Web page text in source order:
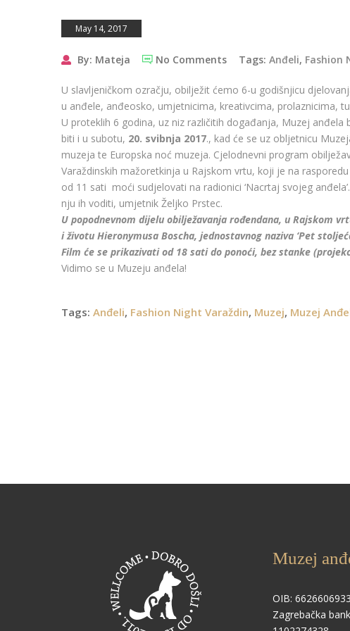
May 14, 2017
By: Mateja No Comments Tags: Anđeli, Fashion
U slavljeničkom ozračju, obilježit ćemo 6-u godišnjicu
u anđele, anđeosko, umjetnicima, kreativcima, prolaznicima,
U proteklih 6 godina, uz niz različitih događanja, Muzej
biti i u subotu, 20. svibnja 2017., kad će se uz obljetnicu
muzeja te Europska noć muzeja. Cjelodnevni program
Varaždinskih mažoretkinja u Rajskom vrtu, koji je na
od 11 sati moći sudjelovati na radionici ‘Nacrtaj svojeg
nju ih voditi, umjetnik Željko Prstec.
U popodnevnom dijelu obilježavanja rođendana, u Rajskom
i životu Hieronymusa Boscha, jednostavnog naziva ‘Pet
Film će se prikazivati od 18 sati do ponoći, bez stanke
Vidimo se u Muzeju anđela!
Tags: Anđeli, Fashion Night Varaždin, Muzej, Muzej
Muzej
OIB:
Zagrebačka